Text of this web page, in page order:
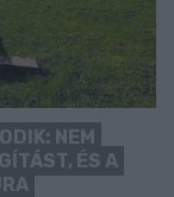
NEM
ÉS A